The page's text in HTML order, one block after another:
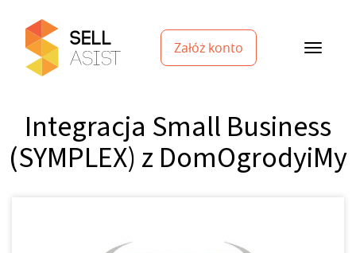
Załóż konto
Integracja Small Business
(SYMPLEX) z DomOgrodyiMy